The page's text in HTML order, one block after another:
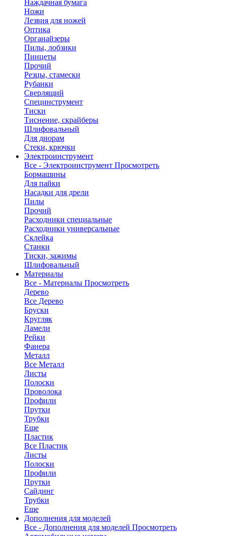
Наждачная бумага
Ножи
Лезвия для ножей
Оптика
Органайзеры
Пилы, лобзики
Пинцеты
Прочий
Резцы, стамески
Рубанки
Сверлящий
Специнструмент
Тиски
Тиснение, скрайберы
Шлифовальный
Для диорам
Стеки, крючки
Электроинструмент
Все - Электроинструмент Просмотреть
Бормашины
Для пайки
Насадки для дрели
Пилы
Прочий
Расходники специальные
Расходники универсальные
Склейка
Станки
Тиски, зажимы
Шлифовальный
Материалы
Все - Материалы Просмотреть
Дерево
Все Дерево
Бруски
Кругляк
Ламели
Рейки
Фанера
Металл
Все Металл
Листы
Полоски
Проволока
Профили
Прутки
Трубки
Еще
Пластик
Все Пластик
Листы
Полоски
Профили
Прутки
Сайдинг
Трубки
Еще
Дополнения для моделей
Все - Дополнения для моделей Просмотреть